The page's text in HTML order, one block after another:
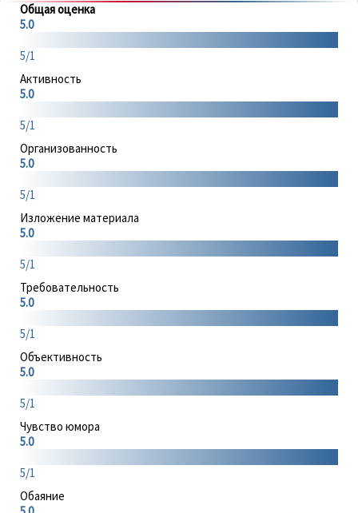
Общая оценка
5.0
5/1
Активность
5.0
5/1
Организованность
5.0
5/1
Изложение материала
5.0
5/1
Требовательность
5.0
5/1
Объективность
5.0
5/1
Чувство юмора
5.0
5/1
Обаяние